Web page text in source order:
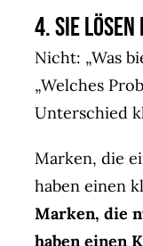
4. Sie
Nicht: „Was
„Welches
Unterschied
Marken, die
haben einen
Marken, die
haben einen